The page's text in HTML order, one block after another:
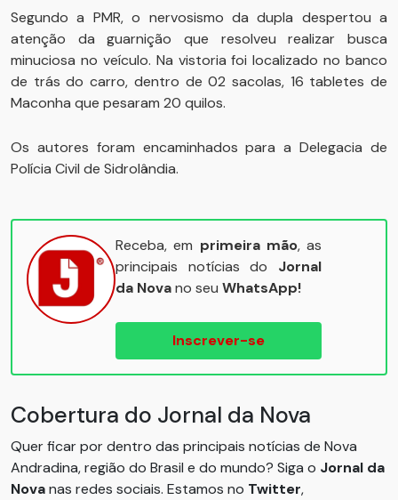
Segundo a PMR, o nervosismo da dupla despertou a
atenção da guarnição que resolveu realizar busca
minuciosa no veículo. Na vistoria foi localizado no banco
de trás do carro, dentro de 02 sacolas, 16 tabletes de
Maconha que pesaram 20 quilos.
Os autores foram encaminhados para a Delegacia de
Polícia Civil de Sidrolândia.
Receba, em primeira mão, as
principais notícias do Jornal
da Novano seu WhatsApp!
Inscrever-se
Cobertura do Jornal da Nova
Quer ficar por dentro das principais notícias de Nova
Andradina, região do Brasil e do mundo? Siga o Jornal da
Novanas redes sociais. Estamos no Twitter,